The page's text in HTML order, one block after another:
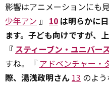
影響はアニメーションにも
少年アン 』 10 は明らかに
ます。子ども向けですが、
『 スティーブン・ユニバー
すね。『 アドベンチャー・
際、湯浅政明さん 13 のよ